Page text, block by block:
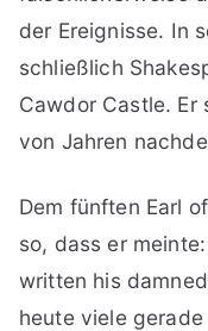
der Ereignisse. In
schließlich
Cawdor Castle. Er
von Jahren
Dem fünften Earl
so, dass er
written his
heute viele